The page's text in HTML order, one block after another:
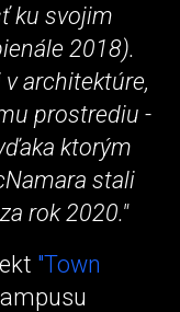
ku svojim
2018).
architektúre,
prostrediu -
ktorým
stali
rok 2020."
"Town